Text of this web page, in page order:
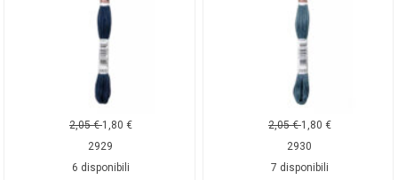
2,05€ 1,80 €
2929
6 disponibili
2,05€ 1,80 €
2930
7 disponibili